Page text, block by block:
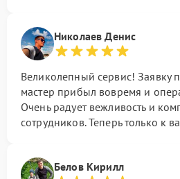
Николаев Денис
Великолепный сервис! Заявку
мастер прибыл вовремя и
Очень радует вежливость и
сотрудников. Теперь только к
Белов Кирилл